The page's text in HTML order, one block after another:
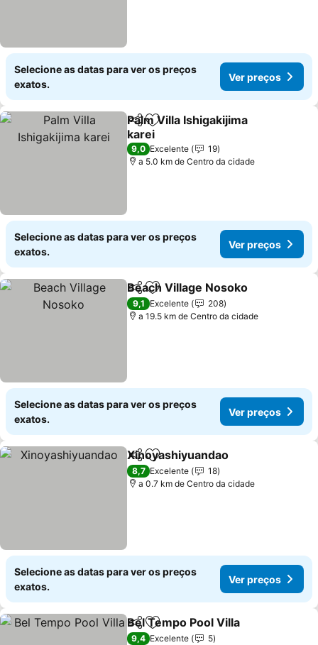
Selecione as datas para ver os preços
exatos.
Ver preços
PartilharAdicionar aos favoritos
Palm Villa Ishigakijima
karei
Ver preços
9,0 Excelente
19
a 5.0 km de Centro da cidade
Selecione as datas para ver os preços
exatos.
Ver preços
PartilharAdicionar aos favoritos
Beach Village Nosoko
9,1 Excelente
208
a 19.5 km de Centro da cidade
Selecione as datas para ver os preços
exatos.
Ver preços
PartilharAdicionar aos favoritos
Xinoyashiyuandao
8,7 Excelente
18
a 0.7 km de Centro da cidade
Selecione as datas para ver os preços
exatos.
Ver preços
PartilharAdicionar aos favoritos
Bel Tempo Pool Villa
9,4 Excelente
5